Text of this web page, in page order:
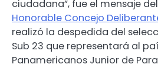
ciudadana”, fue el mensaje
Honorable Concejo
realizó la despedida del
Sub 23 que representará al
Panamericanos Junior de